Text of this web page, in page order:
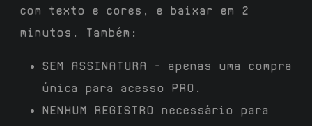
com texto e cores, e baixar em 2
minutos. Também:
SEM ASSINATURA
– apenas uma compra
única para acesso PRO.
NENHUM REGISTRO
necessário para